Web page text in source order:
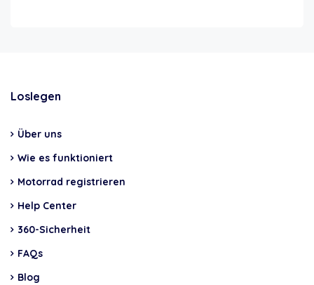
Loslegen
Über uns
Wie es funktioniert
Motorrad registrieren
Help Center
360-Sicherheit
FAQs
Blog